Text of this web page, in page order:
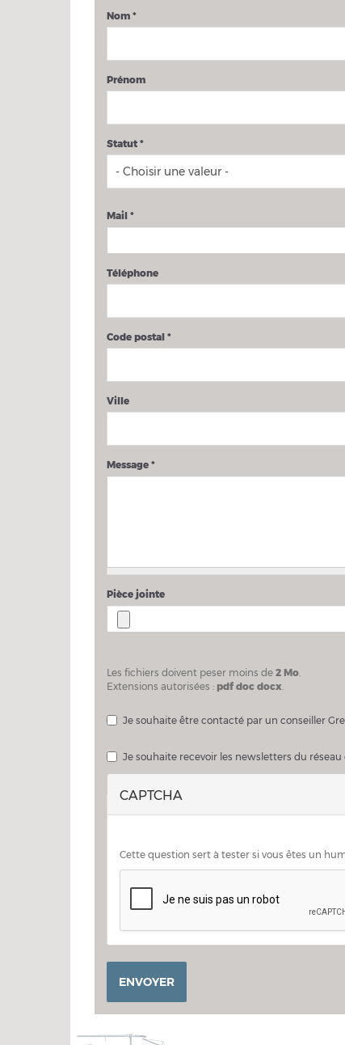
Nom *
Prénom
Statut *
Mail *
Téléphone
Code postal *
Ville
Message *
Pièce jointe
Les fichiers doivent peser moins de 2 Mo
Extensions autorisées : pdf doc docx
Je souhaite être contacté par un conseiller
Je souhaite recevoir les newsletters du réseau
CAPTCHA
Cette question sert à tester si vous êtes un
ENVOYER